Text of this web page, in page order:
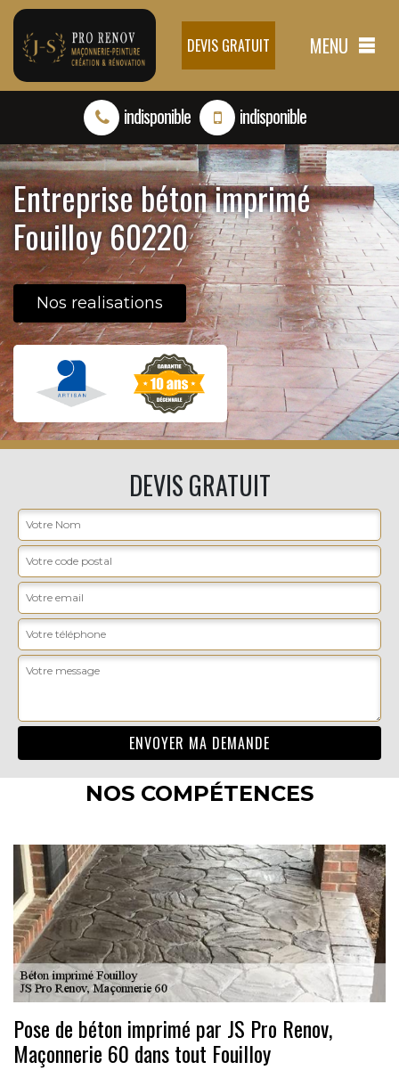
DEVIS GRATUIT MENU
indisponible indisponible
Entreprise béton imprimé
Fouilloy 60220
Nos realisations
DEVIS GRATUIT
NOS COMPÉTENCES
Pose de béton imprimé par JS Pro Renov,
Maçonnerie 60 dans tout Fouilloy